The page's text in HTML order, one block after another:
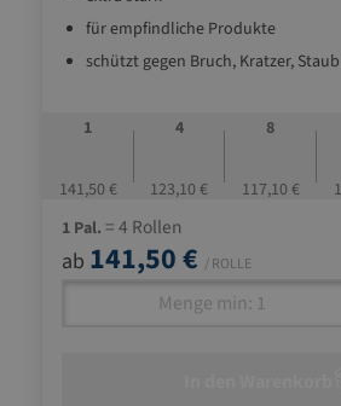
für empfindliche Produkte
schützt gegen Bruch, Kratzer,
1
141,50 €
4
123,10 €
8
117,10 €
1 Pal. = 4 Rollen
ab 141,50 € / ROLLE